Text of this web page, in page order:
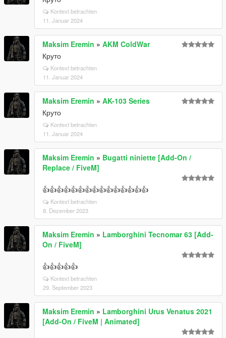
Kontext betrachten
11. Januar 2024
Maksim Eremin » AKM ColdWar
Круто
Kontext betrachten
11. Januar 2024
Maksim Eremin » AK-103 Series
Круто
Kontext betrachten
11. Januar 2024
Maksim Eremin » Bugatti niniette [Add-On /
Replace / FiveM]
👍👍👍👍👍👍👍👍👍👍👍👍👍👍👍
Kontext betrachten
8. Dezember 2023
Maksim Eremin » Lamborghini Tecnomar 63 [Add-
On / FiveM]
👍👍👍👍👍
Kontext betrachten
29. September 2023
Maksim Eremin » Lamborghini Urus Venatus 2021
[Add-On / FiveM | Animated]